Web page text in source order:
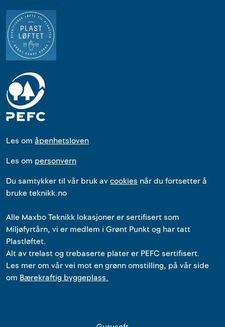
Les om åpenhetsloven
Les om personvern
Du samtykker til vår bruk avcookies når du fortsetter å
bruke teknikk.no
Alle Maxbo Teknikk lokasjonerersertifisert som
Miljøfyrtårn, vi er medlem i Grønt Punkt og har tatt
Plastløftet.
Alt av trelast og trebaserte plater er PEFC sertifisert.
Les mer om vår vei mot en grønn omstilling, på vår side
om Bærekraftig byggeplass.